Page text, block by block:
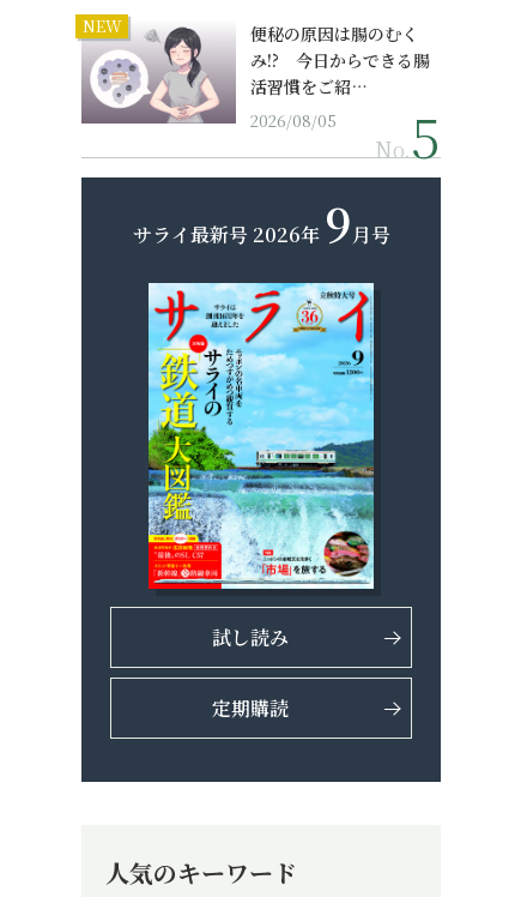
NEW
便秘の原因は腸のむく
み!? 今日からできる腸
活習慣をご紹…
2026/08/05
No.
サライ最新号 2026年 9月号
試し読み
定期購読
人気のキーワード